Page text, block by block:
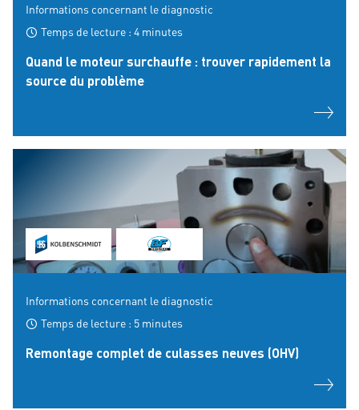
Informations concernant le diagnostic
Temps de lecture : 4 minutes
Quand le moteur surchauffe : trouver rapidement la
source du problème
Informations concernant le diagnostic
Temps de lecture : 5 minutes
Remontage complet de culasses neuves (OHV)